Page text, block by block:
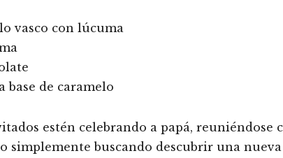
vasco con lúcuma
base de caramelo
estén celebrando a papá, reuniéndose
simplemente buscando descubrir una